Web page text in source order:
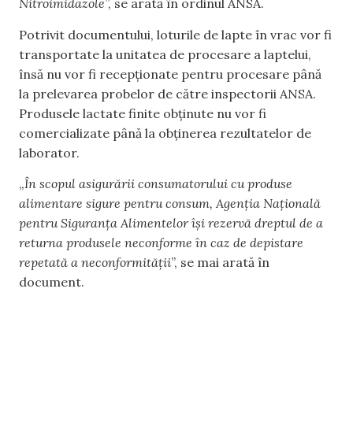
Nitroimidazole”, se arată în ordinul ANSA.
Potrivit documentului, loturile de lapte în vrac vor fi
transportate la unitatea de procesare a laptelui,
însă nu vor fi recepționate pentru procesare până
la prelevarea probelor de către inspectorii ANSA.
Produsele lactate finite obținute nu vor fi
comercializate până la obținerea rezultatelor de
laborator.
„În scopul asigurării consumatorului cu produse
alimentare sigure pentru consum, Agenția Națională
pentru Siguranța Alimentelor își rezervă dreptul de a
returna produsele neconforme în caz de depistare
repetată a neconformității”, se mai arată în
document.